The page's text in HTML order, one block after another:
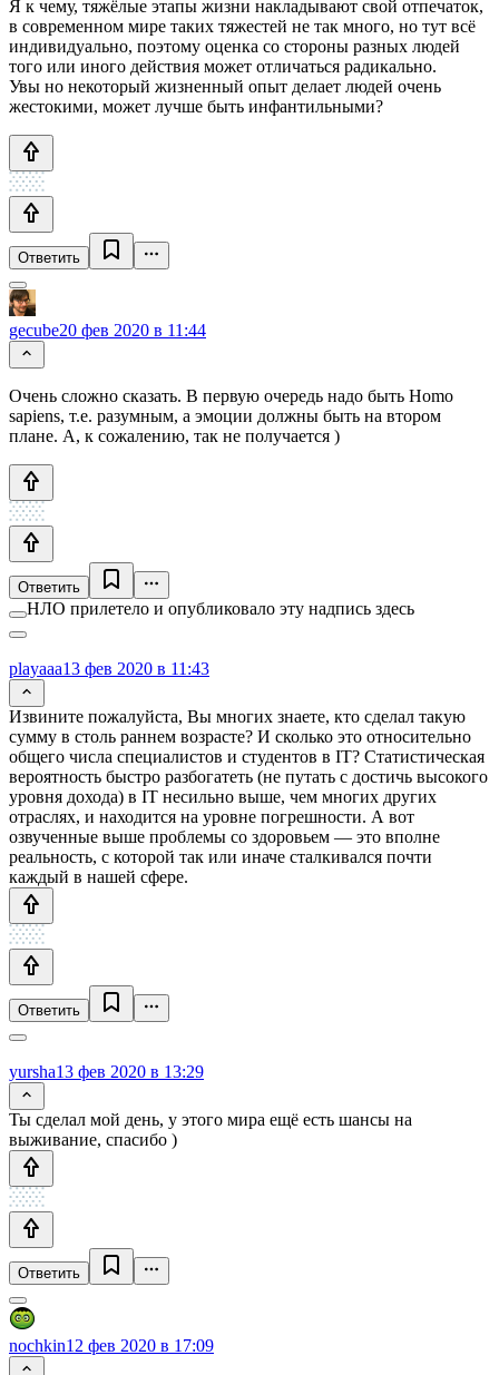
Я к чему, тяжёлые этапы жизни накладывают свой отпечаток,
в современном мире таких тяжестей не так много, но тут всё
индивидуально, поэтому оценка со стороны разных людей
того или иного действия может отличаться радикально.
Увы но некоторый жизненный опыт делает людей очень
жестокими, может лучше быть инфантильными?
Ответить
gecube20 фев 2020 в 11:44
Очень сложно сказать. В первую очередь надо быть Homo
sapiens, т.е. разумным, а эмоции должны быть на втором
плане. А, к сожалению, так не получается )
Ответить
НЛО прилетело и опубликовало эту надпись здесь
playaaa13 фев 2020 в 11:43
Извините пожалуйста, Вы многих знаете, кто сделал такую
сумму в столь раннем возрасте? И сколько это относительно
общего числа специалистов и студентов в IT? Статистическая
вероятность быстро разбогатеть (не путать с достичь высокого
уровня дохода) в IT несильно выше, чем многих других
отраслях, и находится на уровне погрешности. А вот
озвученные выше проблемы со здоровьем — это вполне
реальность, с которой так или иначе сталкивался почти
каждый в нашей сфере.
Ответить
yursha13 фев 2020 в 13:29
Ты сделал мой день, у этого мира ещё есть шансы на
выживание, спасибо )
Ответить
nochkin12 фев 2020 в 17:09